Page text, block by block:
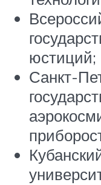
юстиций;
Санкт-